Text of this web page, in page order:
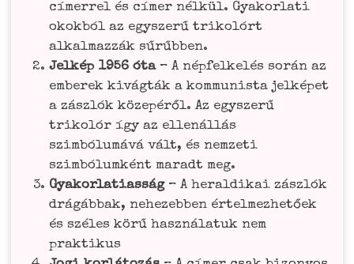
címer­rel és címer nél­kül. Gya­kor­la­ti
okok­ból az egyszerű tri­kolórt
alkal­maz­zák sűrűbben.
Jel­kép 1956 óta– A nép­fel­kelés során az
embe­rek kivág­ták a kom­mu­nis­ta jel­ké­pet
a zászlók köze­pé­ről. Az egyszerű
tri­kolór így az ellenál­lás
szim­bólumá­vá vált, és nem­ze­ti
szim­ból­um­ként maradt meg.
Gya­kor­la­ti­as­ság – A heral­di­kai zászlók
drá­gáb­bak, nehe­zeb­ben értel­mez­he­tőek
és szé­les körű haszná­la­tuk nem
praktikus